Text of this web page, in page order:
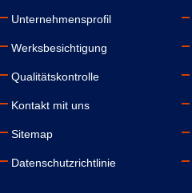
Unternehmensprofil
Werksbesichtigung
Qualitätskontrolle
Kontakt mit uns
Sitemap
Datenschutzrichtlinie